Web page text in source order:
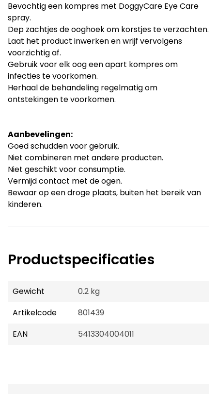
Bevochtig een kompres met DoggyCare Eye Care
spray.
Dep zachtjes de ooghoek om korstjes te verzachten.
Laat het product inwerken en wrijf vervolgens
voorzichtig af.
Gebruik voor elk oog een apart kompres om
infecties te voorkomen.
Herhaal de behandeling regelmatig om
ontstekingen te voorkomen.
Aanbevelingen:
Goed schudden voor gebruik.
Niet combineren met andere producten.
Niet geschikt voor consumptie.
Vermijd contact met de ogen.
Bewaar op een droge plaats, buiten het bereik van
kinderen.
Productspecificaties
Gewicht
0.2 kg
Artikelcode
801439
EAN
5413304004011